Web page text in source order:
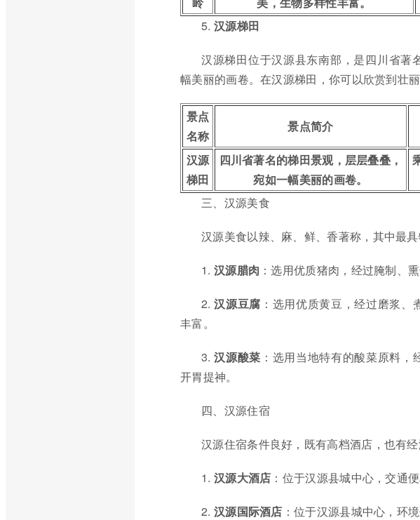
5. 汉源梯田
汉源梯田位于汉源县东南部，是四川省著
幅美丽的画卷。在汉源梯田，你可以欣赏到壮
景点
名称
景点简介
汉源
梯田
四川省著名的梯田景观，层层叠叠，
宛如一幅美丽的画卷。
三、汉源美食
汉源美食以辣、麻、鲜、香著称，其中最具
1. 汉源腊肉 ：选用优质猪肉，经过腌制、
2.汉源豆腐 ：选用优质黄豆，经过磨浆
丰富。
3.汉源酸菜 ：选用当地特有的酸菜原料
开胃提神。
四、汉源住宿
汉源住宿条件良好，既有高档酒店，也有
1. 汉源大酒店 ：位于汉源县城中心，交通
2. 汉源国际酒店 ：位于汉源县城中心，环